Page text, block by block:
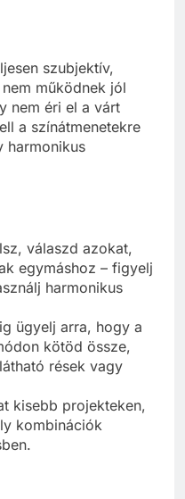
szubjektív,
működnek jól
nem éri el a várt
a színátmenetekre
harmonikus
válaszd azokat,
egymáshoz – figyelj
harmonikus
ügyelj arra, hogy a
kötöd össze,
rések vagy
kisebb projekteken,
kombinációk